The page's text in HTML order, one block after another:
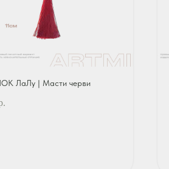
ЛаЛу | Масти черви